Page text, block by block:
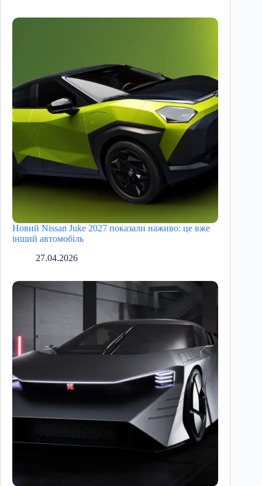
Новий Nissan Juke 2027 показали наживо: це вже
інший автомобіль
27.04.2026